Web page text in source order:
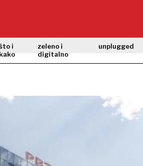
i
kako
zeleno i
digitalno
unplugged